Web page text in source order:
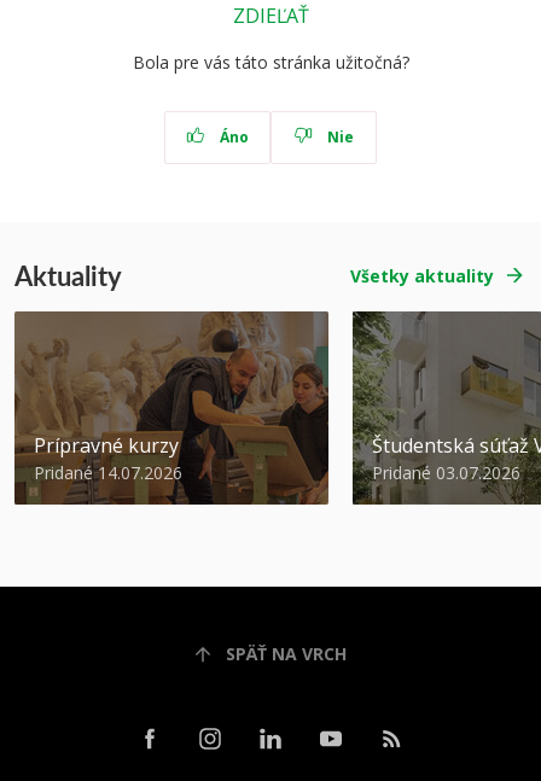
ZDIEĽAŤ
Bola pre vás táto stránka užitočná?
Áno Nie
Aktuality Všetky aktuality
Prípravné kurzy
Pridané 14.07.2026
Študentská súťaž
Pridané 03.07.2026
SPÄŤ NA VRCH